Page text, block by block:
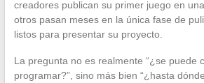
creadores publican su primer juego en
otros pasan meses en la única fase de
listos para presentar su proyecto.
La pregunta no es realmente “¿se puede
programar?”, sino más bien “¿hasta